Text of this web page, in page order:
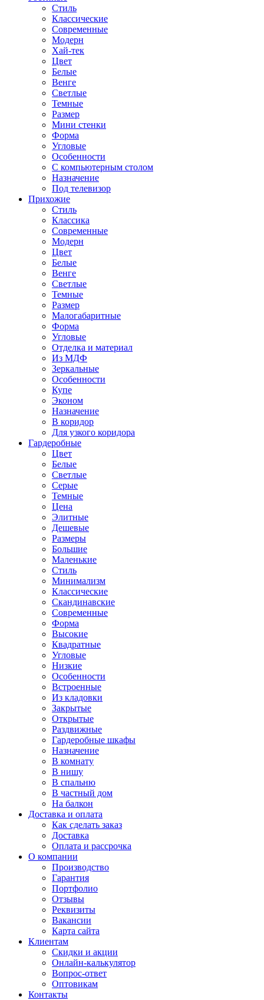
Стиль
Классические
Современные
Модерн
Хай-тек
Цвет
Белые
Венге
Светлые
Темные
Размер
Мини стенки
Форма
Угловые
Особенности
С компьютерным столом
Назначение
Под телевизор
Прихожие
Стиль
Классика
Современные
Модерн
Цвет
Белые
Венге
Светлые
Темные
Размер
Малогабаритные
Форма
Угловые
Отделка и материал
Из МДФ
Зеркальные
Особенности
Купе
Эконом
Назначение
В коридор
Для узкого коридора
Гардеробные
Цвет
Белые
Светлые
Серые
Темные
Цена
Элитные
Дешевые
Размеры
Большие
Маленькие
Стиль
Минимализм
Классические
Скандинавские
Современные
Форма
Высокие
Квадратные
Угловые
Низкие
Особенности
Встроенные
Из кладовки
Закрытые
Открытые
Раздвижные
Гардеробные шкафы
Назначение
В комнату
В нишу
В спальню
В частный дом
На балкон
Доставка и оплата
Как сделать заказ
Доставка
Оплата и рассрочка
О компании
Производство
Гарантия
Портфолио
Отзывы
Реквизиты
Вакансии
Карта сайта
Клиентам
Скидки и акции
Онлайн-калькулятор
Вопрос-ответ
Оптовикам
Контакты